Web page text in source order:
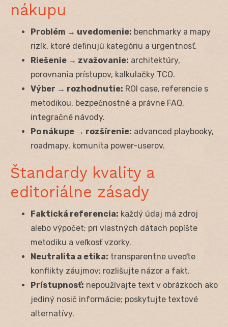
nákupu
Problém → uvedomenie: benchmarky a mapy
rizík, ktoré definujú kategóriu a urgentnosť.
Riešenie → zvažovanie: architektúry,
porovnania prístupov, kalkulačky TCO.
Výber → rozhodnutie: ROI case, referencie s
metodikou, bezpečnostné a právne FAQ,
integračné návody.
Po nákupe → rozšírenie: advanced playbooky,
roadmapy, komunita power-userov.
Štandardy kvality a
editoriálne zásady
Faktická referencia: každý údaj má zdroj
alebo výpočet; pri vlastných dátach popíšte
metodiku a veľkosť vzorky.
Neutralita a etika: transparentne uveďte
konflikty záujmov; rozlišujte názor a fakt.
Prístupnosť: nepoužívajte text v obrázkoch ako
jediný nosič informácie; poskytujte textové
alternatívy.